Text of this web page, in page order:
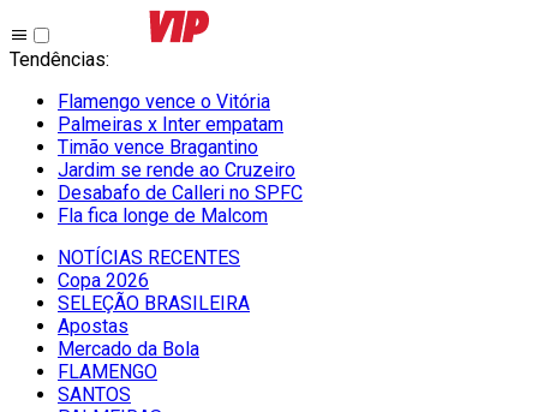
Tendências:
Flamengo vence o Vitória
Palmeiras x Inter empatam
Timão vence Bragantino
Jardim se rende ao Cruzeiro
Desabafo de Calleri no SPFC
Fla fica longe de Malcom
NOTÍCIAS RECENTES
Copa 2026
SELEÇÃO BRASILEIRA
Apostas
Mercado da Bola
FLAMENGO
SANTOS